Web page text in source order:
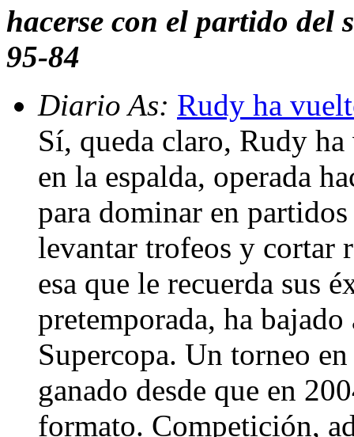
hacerse con el partido del
95-84
Diario As: Rudy ha
Sí, queda claro, Rudy
en la espalda, operada
para dominar en
levantar trofeos y cortar
esa que le recuerda sus
pretemporada, ha
Supercopa. Un torneo
ganado desde que en
formato. Competición,